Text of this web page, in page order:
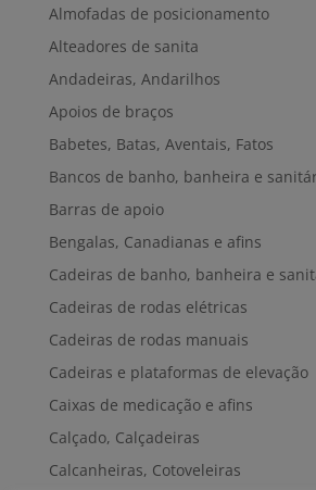
Almofadas de posicionamento
Alteadores de sanita
Andadeiras, Andarilhos
Apoios de braços
Babetes, Batas, Aventais, Fatos
Bancos de banho, banheira e
Barras de apoio
Bengalas, Canadianas e afins
Cadeiras de banho, banheira e
Cadeiras de rodas elétricas
Cadeiras de rodas manuais
Cadeiras e plataformas de elevação
Caixas de medicação e afins
Calçado, Calçadeiras
Calcanheiras, Cotoveleiras